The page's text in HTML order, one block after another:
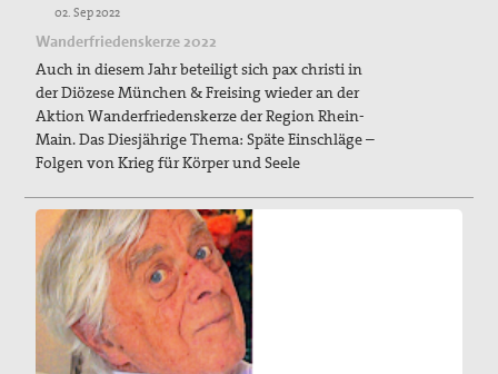
02. Sep 2022
Wanderfriedenskerze 2022
Auch in diesem Jahr beteiligt sich pax christi in
der Diözese München & Freising wieder an der
Aktion Wanderfriedenskerze der Region Rhein-
Main. Das Diesjährige Thema: Späte Einschläge –
Folgen von Krieg für Körper und Seele